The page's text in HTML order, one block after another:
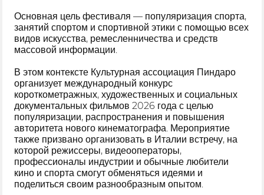
Основная цель фестиваля — популяризация спорта,
занятий спортом и спортивной этики с помощью всех
видов искусства, ремесленничества и средств
массовой информации.
В этом контексте Культурная ассоциация Пиндаро
организует международный конкурс
короткометражных, художественных и социальных
документальных фильмов 2026 года с целью
популяризации, распространения и повышения
авторитета нового кинематографа. Мероприятие
также призвано организовать в Италии встречу, на
которой режиссеры, видеооператоры,
профессионалы индустрии и обычные любители
кино и спорта смогут обменяться идеями и
поделиться своим разнообразным опытом.